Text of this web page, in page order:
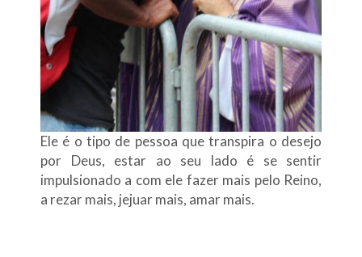
Ele é o tipo de pessoa que transpira o desejo
por Deus, estar ao seu lado é se sentir
impulsionado a com ele fazer mais pelo Reino,
a rezar mais, jejuar mais, amar mais.